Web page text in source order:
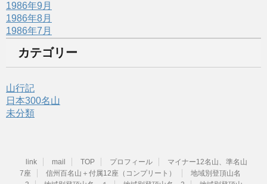
1986年9月
1986年8月
1986年7月
カテゴリー
山行記
日本300名山
未分類
link mail TOP プロフィール
マイナー12名山、準名山
7座
信州百名山＋付属12座（コンプリート）
地域別登頂山名